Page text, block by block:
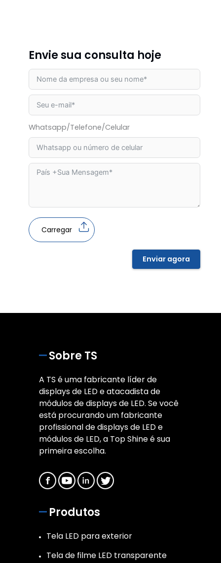
Envie sua consulta hoje
Whatsapp/Telefone/Celular
Carregar
Enviar agora
Sobre TS
A TS é uma fabricante líder de
displays de LED e atacadista de
módulos de displays de LED. Se você
está procurando um fabricante
profissional de displays de LED e
módulos de LED, a Top Shine é sua
primeira escolha.
Produtos
Tela LED para exterior
Tela de filme LED transparente